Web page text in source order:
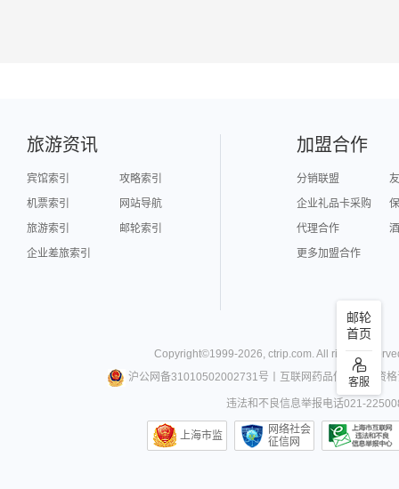
邮轮
首页
客服
旅游资讯
宾馆索引
攻略索引
机票索引
网站导航
旅游索引
邮轮索引
企业差旅索引
加盟合作
分销联盟
企业礼品卡采购
代理合作
更多加盟合作
Copyright©1999-2026, ctrip.com. All rights
沪公网备31010502002731号
互联网药品信息服务资格
违法和不良信息举报电话021-
上海市监
网络社会
征信网